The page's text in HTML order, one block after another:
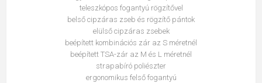
teleszkópos fogantyú rögzítővel
belső cipzáras zseb és rögzítő pántok
elülső cipzáras zsebek
beépített kombinációs zár az S méretnél
beépített TSA-zár az M és L méretnél
strapabíró poliészter
ergonomikus felső fogantyú